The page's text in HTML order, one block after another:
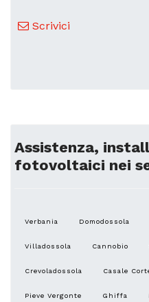
Scrivici
Assistenza,
fotovoltaici nei
Verbania Domodossola
Villadossola Cannobio
Crevoladossola Casale
Pieve Vergonte Ghiffa